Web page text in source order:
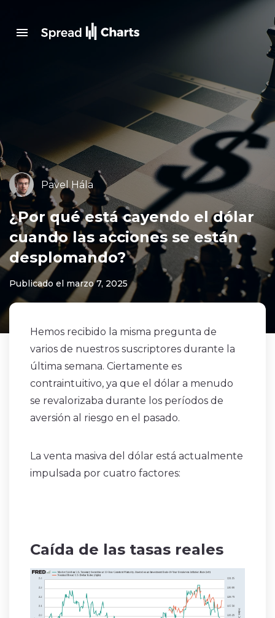
Pavel Hála
¿Por qué está cayendo el dólar
cuando las acciones se están
desplomando?
Publicado el marzo 7, 2025
Hemos recibido la misma pregunta de
varios de nuestros suscriptores durante la
última semana. Ciertamente es
contraintuitivo, ya que el dólar a menudo
se revalorizaba durante los períodos de
aversión al riesgo en el pasado.
La venta masiva del dólar está actualmente
impulsada por cuatro factores:
Caída de las tasas reales